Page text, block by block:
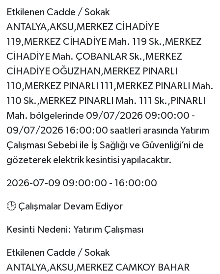
Etkilenen Cadde / Sokak
ANTALYA,AKSU,MERKEZ CİHADİYE
119,MERKEZ CİHADİYE Mah. 119 Sk.,MERKEZ
CİHADİYE Mah. ÇOBANLAR Sk.,MERKEZ
CİHADİYE OĞUZHAN,MERKEZ PINARLI
110,MERKEZ PINARLI 111,MERKEZ PINARLI Mah.
110 Sk.,MERKEZ PINARLI Mah. 111 Sk.,PINARLI
Mah. bölgelerinde 09/07/2026 09:00:00 -
09/07/2026 16:00:00 saatleri arasında Yatırım
Çalışması Sebebi ile İş Sağlığı ve Güvenliği’ni de
gözeterek elektrik kesintisi yapılacaktır.
2026-07-09 09:00:00 - 16:00:00
🕒 Çalışmalar Devam Ediyor
Kesinti Nedeni: Yatırım Çalışması
Etkilenen Cadde / Sokak
ANTALYA,AKSU,MERKEZ CAMKOY BAHAR